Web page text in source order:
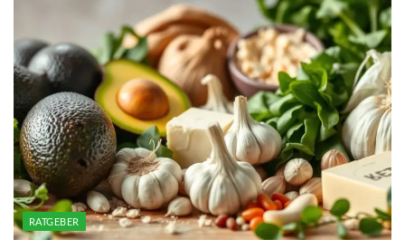
RATGEBER